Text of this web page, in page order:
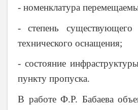
- номенклатура
- степень
технического оснащения;
- состояние
пункту пропуска.
В работе Ф.Р. Бабаева